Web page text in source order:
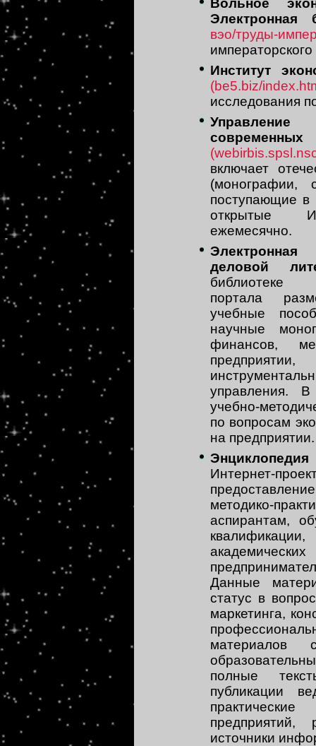
Вольное
Электронная
вэо/труды-
Институт
(be5.biz/
исследования
включает
(монографии,
поступающие
открытые
ежемесячно.
деловой
библиотеке
портала
учебные
научные
финансов,
управления. В
учебно-
по вопросам
на предприятии.
Энциклопедия
Интернет-
методико-
аспирантам,
Данные
статус в
маркетинга,
материалов
полные
публикации
предприятий,
источники